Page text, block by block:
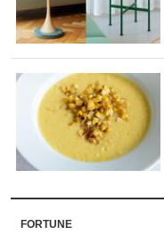
FORTUNE